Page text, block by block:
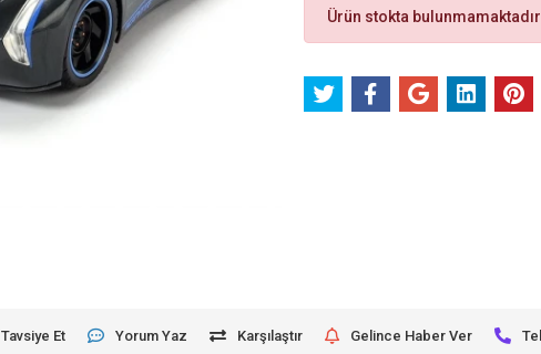
Ürün stokta
Tavsiye Et Yorum Yaz Karşılaştır Gelince Haber Ver